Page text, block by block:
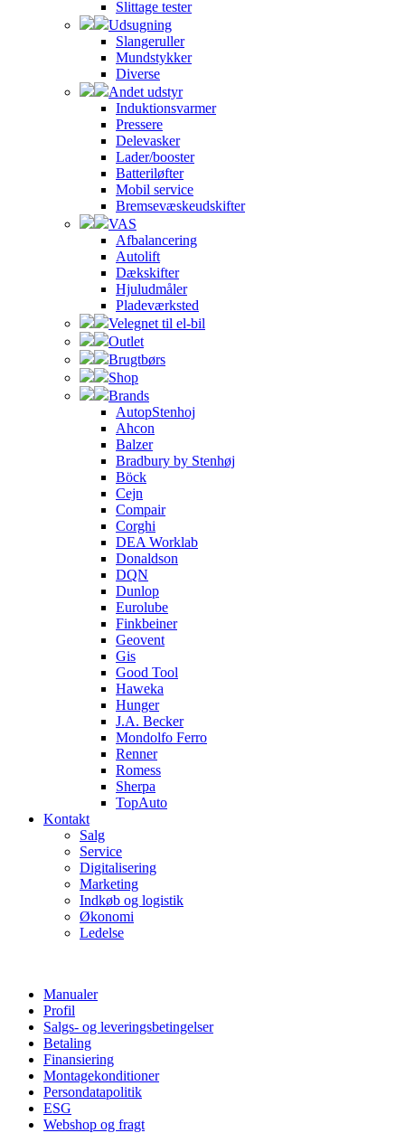
Slittage tester
Udsugning
Slangeruller
Mundstykker
Diverse
Andet udstyr
Induktionsvarmer
Pressere
Delevasker
Lader/booster
Batteriløfter
Mobil service
Bremsevæskeudskifter
VAS
Afbalancering
Autolift
Dækskifter
Hjuludmåler
Pladeværksted
Velegnet til el-bil
Outlet
Brugtbørs
Shop
Brands
AutopStenhoj
Ahcon
Balzer
Bradbury by Stenhøj
Böck
Cejn
Compair
Corghi
DEA Worklab
Donaldson
DQN
Dunlop
Eurolube
Finkbeiner
Geovent
Gis
Good Tool
Haweka
Hunger
J.A. Becker
Mondolfo Ferro
Renner
Romess
Sherpa
TopAuto
Kontakt
Salg
Service
Digitalisering
Marketing
Indkøb og logistik
Økonomi
Ledelse
Manualer
Profil
Salgs- og leveringsbetingelser
Betaling
Finansiering
Montagekonditioner
Persondatapolitik
ESG
Webshop og fragt